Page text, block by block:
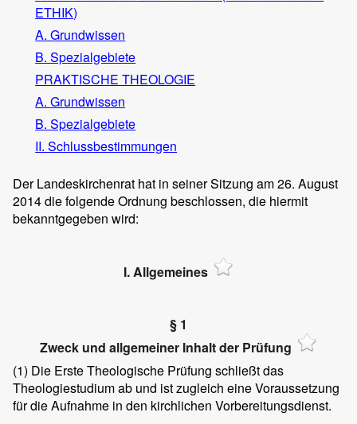
ETHIK)
A. Grundwissen
B. Spezialgebiete
PRAKTISCHE THEOLOGIE
A. Grundwissen
B. Spezialgebiete
II. Schlussbestimmungen
Der Landeskirchenrat hat in seiner Sitzung am 26. August
2014 die folgende Ordnung beschlossen, die hiermit
bekanntgegeben wird:
I. Allgemeines
§ 1
Zweck und allgemeiner Inhalt der Prüfung
(1) Die Erste Theologische Prüfung schließt das
Theologiestudium ab und ist zugleich eine Voraussetzung
für die Aufnahme in den kirchlichen Vorbereitungsdienst.